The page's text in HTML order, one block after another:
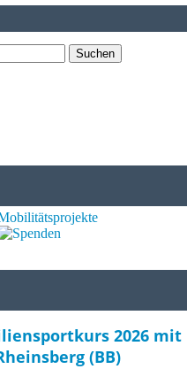
2026 mit
(BB)